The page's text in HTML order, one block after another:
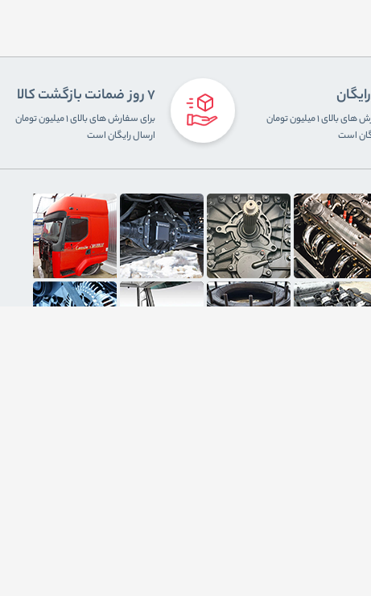
برای سفارش های بالای ۱ میلیون تومان
است
7 روز ضمانت بازگشت کالا
برای سفارش های بالای ۱ میلیون تومان
ارسال رایگان است